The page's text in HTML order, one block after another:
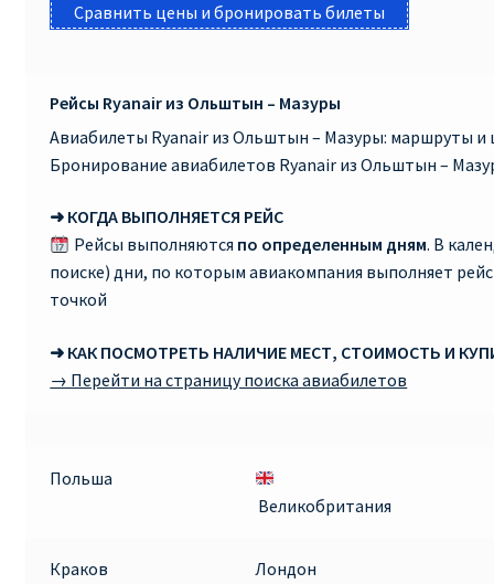
Сравнить цены и бронировать билеты
Рейсы Ryanair из Ольштын – Мазуры
Авиабилеты Ryanair из Ольштын – Мазуры: маршруты и
Бронирование авиабилетов Ryanair из Ольштын –
➜ КОГДА ВЫПОЛНЯЕТСЯ РЕЙС
Рейсы выполняются по определенным дням. В
поиске) дни, по которым авиакомпания выполняет
точкой
➜ КАК ПОСМОТРЕТЬ НАЛИЧИЕ МЕСТ, СТОИМОСТЬ И
→ Перейти на страницу поиска авиабилетов
Польша
Великобритания
Краков
Лондон